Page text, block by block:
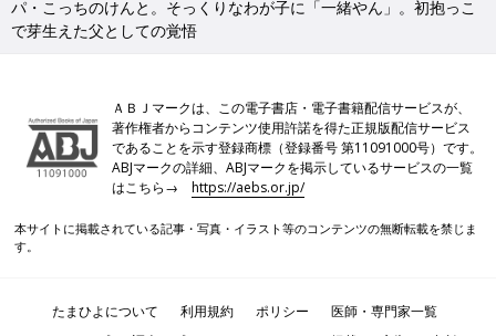
パ・こっちのけんと。そっくりなわが子に「一緒やん」。初抱っこ
で芽生えた父としての覚悟
ＡＢＪマークは、この電子書店・電子書籍配信サービスが、
著作権者からコンテンツ使用許諾を得た正規版配信サービス
であることを示す登録商標（登録番号 第11091000号）です。
ABJマークの詳細、ABJマークを掲示しているサービスの一覧
はこちら→https://aebs.or.jp/
本サイトに掲載されている記事・写真・イラスト等のコンテンツの無断転載を禁じま
す。
たまひよについて 利用規約 ポリシー
医師・専門家一覧